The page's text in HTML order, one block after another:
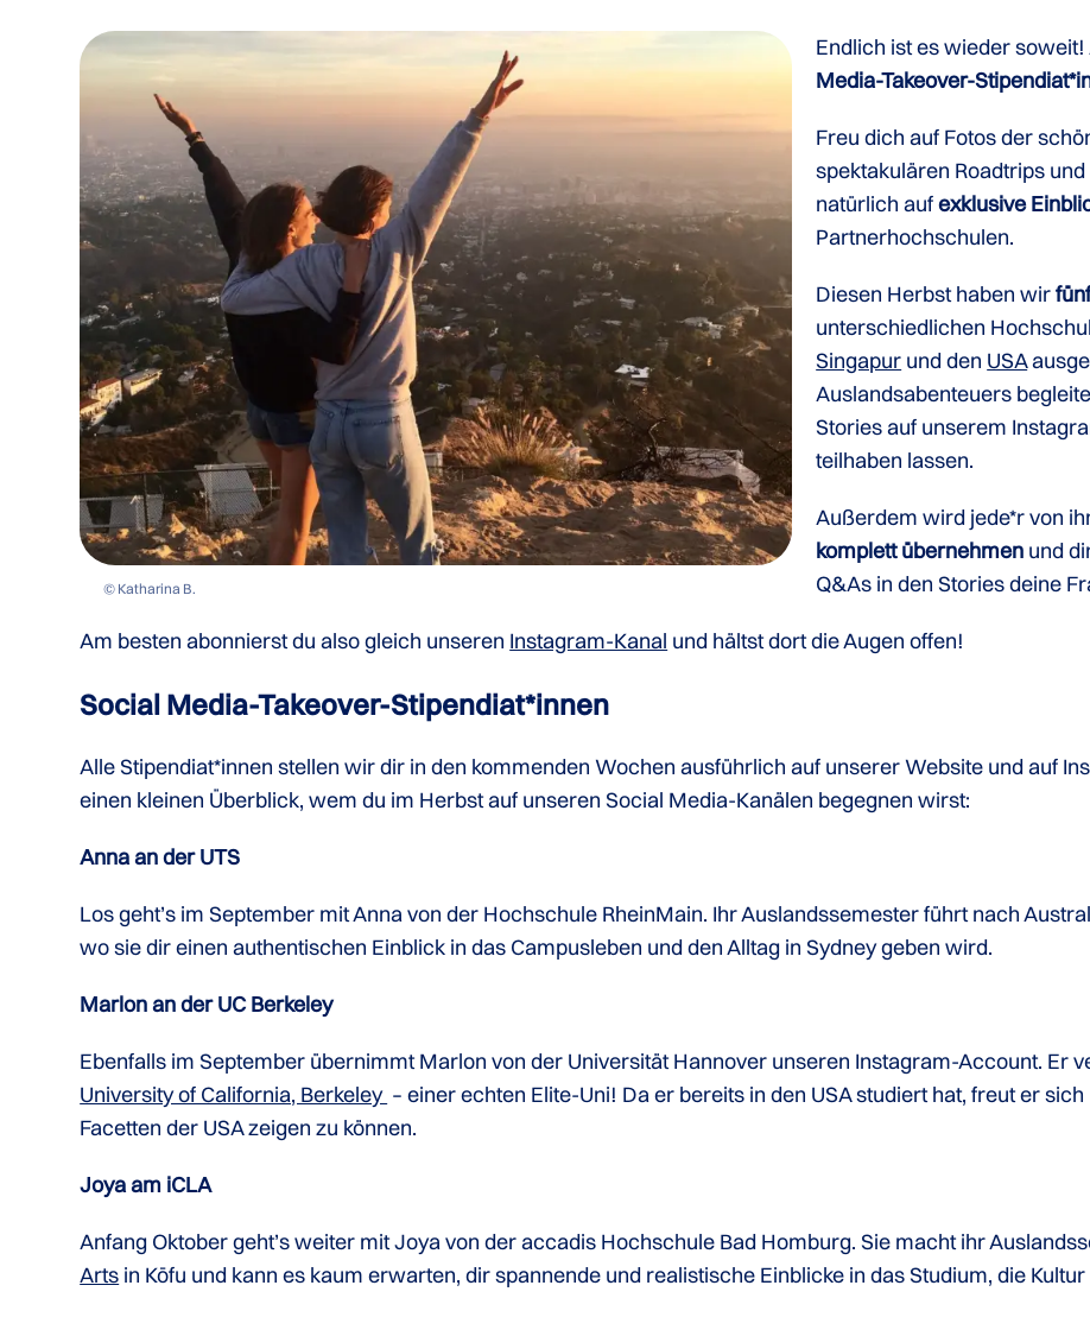
© Katharina B.
Endlich ist es wieder
Media-Takeover-
Freu dich auf Fotos der
spektakulären Roadtrips
natürlich aufexklusive
Partnerhochschulen.
Diesen Herbst haben wir
unterschiedlichen
Singapur und den USA
Auslandsabenteuers
Stories auf unserem
teilhaben lassen.
Außerdem wird jede*r von
komplett übernehmen und
Q&As in den Stories deine
Am besten abonnierst du also gleich unseren Instagram-Kanal und hältst dort die Augen offen!
Social Media-Takeover-Stipendiat*innen
Alle Stipendiat*innen stellen wir dir in den kommenden Wochen ausführlich auf unserer Website und auf
einen kleinen Überblick, wem du im Herbst auf unseren Social Media-Kanälen begegnen wirst:
Anna an der UTS
Los geht’s im September mit Anna von der Hochschule RheinMain. Ihr Auslandssemester führt nach
wo sie dir einen authentischen Einblick in das Campusleben und den Alltag in Sydney geben wird.
Marlon an der UC Berkeley
Ebenfalls im September übernimmt Marlon von der Universität Hannover unseren Instagram-Account. Er
University of California, Berkeley – einer echten Elite-Uni! Da er bereits in den USA studiert hat, freut er
Facetten der USA zeigen zu können.
Joya am iCLA
Anfang Oktober geht’s weiter mit Joya von der accadis Hochschule Bad Homburg. Sie macht ihr
Arts in Kōfu und kann es kaum erwarten, dir spannende und realistische Einblicke in das Studium, die